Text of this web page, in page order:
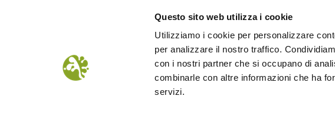
Questo sito web utilizza i cookie
Utilizziamo i cookie per personalizzare
per analizzare il nostro traffico.
con i nostri partner che si occupano di
combinarle con altre informazioni che ha
servizi.
info@parcoforestecasentinesi.it